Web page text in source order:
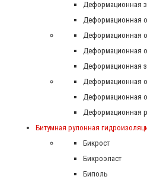
Деформационная
Деформационная
Деформационная
Деформационная
Деформационная
Деформационная
Деформационная
Деформационная
Битумная рулонная
Бикрост
Бикроэласт
Биполь